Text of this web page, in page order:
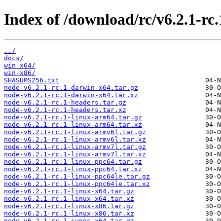
Index of /download/rc/v6.2.1-
../
docs/
win-x64/
win-x86/
SHASUMS256.txt
node-v6.2.1-rc.1-darwin-x64.tar.gz
node-v6.2.1-rc.1-darwin-x64.tar.xz
node-v6.2.1-rc.1-headers.tar.gz
node-v6.2.1-rc.1-headers.tar.xz
node-v6.2.1-rc.1-linux-arm64.tar.gz
node-v6.2.1-rc.1-linux-arm64.tar.xz
node-v6.2.1-rc.1-linux-armv6l.tar.gz
node-v6.2.1-rc.1-linux-armv6l.tar.xz
node-v6.2.1-rc.1-linux-armv7l.tar.gz
node-v6.2.1-rc.1-linux-armv7l.tar.xz
node-v6.2.1-rc.1-linux-ppc64.tar.gz
node-v6.2.1-rc.1-linux-ppc64.tar.xz
node-v6.2.1-rc.1-linux-ppc64le.tar.gz
node-v6.2.1-rc.1-linux-ppc64le.tar.xz
node-v6.2.1-rc.1-linux-x64.tar.gz
node-v6.2.1-rc.1-linux-x64.tar.xz
node-v6.2.1-rc.1-linux-x86.tar.gz
node-v6.2.1-rc.1-linux-x86.tar.xz